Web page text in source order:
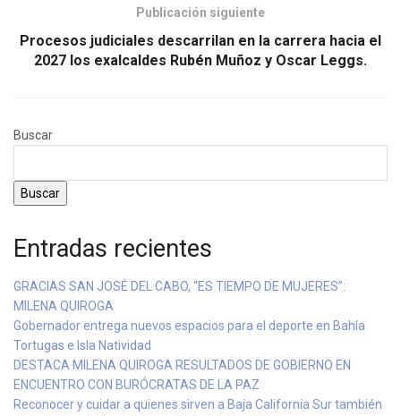
Publicación siguiente
Procesos judiciales descarrilan en la carrera hacia el
2027 los exalcaldes Rubén Muñoz y Oscar Leggs.
Buscar
Buscar
Entradas recientes
GRACIAS SAN JOSÉ DEL CABO, “ES TIEMPO DE MUJERES”:
MILENA QUIROGA
Gobernador entrega nuevos espacios para el deporte en Bahía
Tortugas e Isla Natividad
DESTACA MILENA QUIROGA RESULTADOS DE GOBIERNO EN
ENCUENTRO CON BURÓCRATAS DE LA PAZ
Reconocer y cuidar a quienes sirven a Baja California Sur también